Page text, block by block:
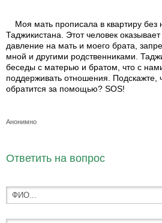
Моя мать прописала в квартиру
Таджикистана. Этот человек
давление на мать и моего брата,
мной и другими родственниками.
беседы с матерью и братом, что с
поддерживать отношения. Подскажте,
обратится за помощью? SOS!
Анонимно
Ответить на вопрос